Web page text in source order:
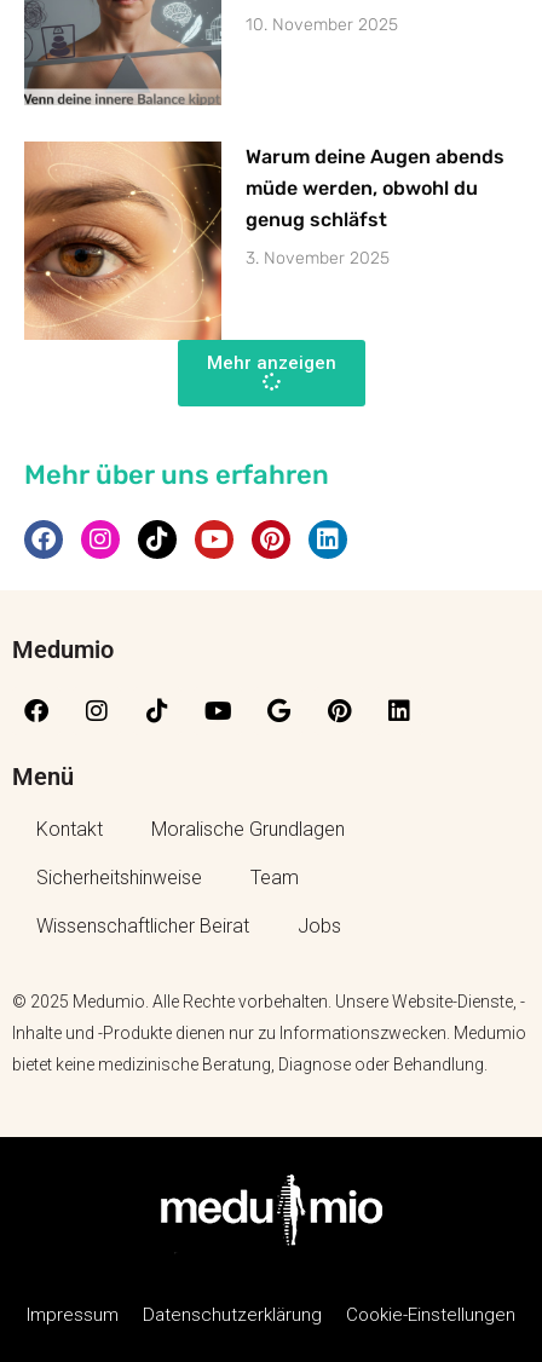
10. November 2025
Warum deine Augen abends
müde werden, obwohl du
genug schläfst
3. November 2025
Mehr anzeigen
Mehr über uns erfahren
Medumio
Menü
Kontakt Moralische Grundlagen
Sicherheitshinweise Team
Wissenschaftlicher Beirat Jobs
© 2025 Medumio. Alle Rechte vorbehalten. Unsere Website-Dienste, -
Inhalte und -Produkte dienen nur zu Informationszwecken. Medumio
bietet keine medizinische Beratung, Diagnose oder Behandlung.
Impressum Datenschutzerklärung Cookie-Einstellungen